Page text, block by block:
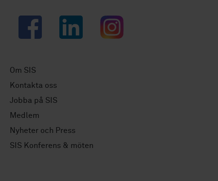
Facebook LinkedIn Instagram
Om SIS
Kontakta oss
Jobba på SIS
Medlem
Nyheter och Press
SIS Konferens & möten